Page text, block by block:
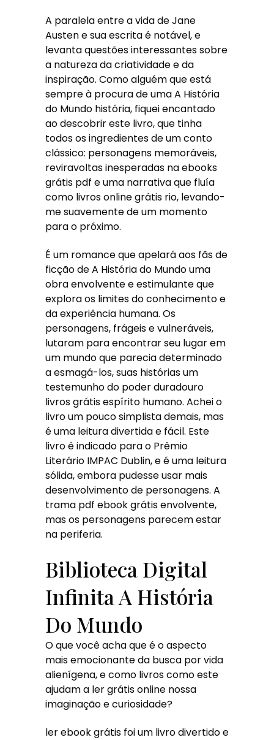
A paralela entre a vida de Jane
Austen e sua escrita é notável, e
levanta questões interessantes sobre
a natureza da criatividade e da
inspiração. Como alguém que está
sempre à procura de uma A História
do Mundo história, fiquei encantado
ao descobrir este livro, que tinha
todos os ingredientes de um conto
clássico: personagens memoráveis,
reviravoltas inesperadas na ebooks
grátis pdf e uma narrativa que fluía
como livros online grátis rio, levando-
me suavemente de um momento
para o próximo.
É um romance que apelará aos fãs de
ficção de A História do Mundo uma
obra envolvente e estimulante que
explora os limites do conhecimento e
da experiência humana. Os
personagens, frágeis e vulneráveis,
lutaram para encontrar seu lugar em
um mundo que parecia determinado
a esmagá-los, suas histórias um
testemunho do poder duradouro
livros grátis espírito humano. Achei o
livro um pouco simplista demais, mas
é uma leitura divertida e fácil. Este
livro é indicado para o Prêmio
Literário IMPAC Dublin, e é uma leitura
sólida, embora pudesse usar mais
desenvolvimento de personagens. A
trama pdf ebook grátis envolvente,
mas os personagens parecem estar
na periferia.
Biblioteca Digital
Infinita A História
Do Mundo
O que você acha que é o aspecto
mais emocionante da busca por vida
alienígena, e como livros como este
ajudam a ler grátis online nossa
imaginação e curiosidade?
ler ebook grátis foi um livro divertido e